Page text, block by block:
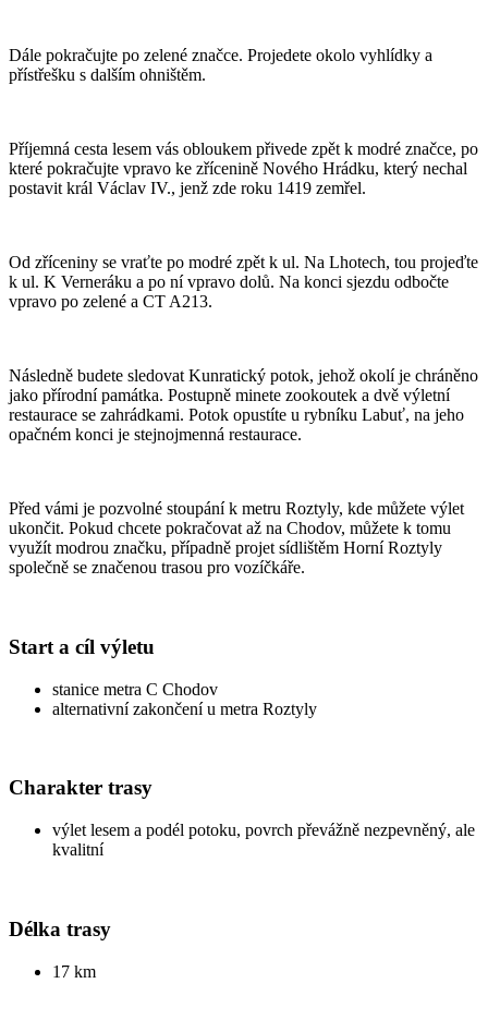
Dále pokračujte po zelené značce. Projedete okolo vyhlídky a
přístřešku s dalším ohništěm.
Příjemná cesta lesem vás obloukem přivede zpět k modré značce, po
které pokračujte vpravo ke zřícenině Nového Hrádku, který nechal
postavit král Václav IV., jenž zde roku 1419 zemřel.
Od zříceniny se vraťte po modré zpět k ul. Na Lhotech, tou projeďte
k ul. K Verneráku a po ní vpravo dolů. Na konci sjezdu odbočte
vpravo po zelené a CT A213.
Následně budete sledovat Kunratický potok, jehož okolí je chráněno
jako přírodní památka. Postupně minete zookoutek a dvě výletní
restaurace se zahrádkami. Potok opustíte u rybníku Labuť, na jeho
opačném konci je stejnojmenná restaurace.
Před vámi je pozvolné stoupání k metru Roztyly, kde můžete výlet
ukončit. Pokud chcete pokračovat až na Chodov, můžete k tomu
využít modrou značku, případně projet sídlištěm Horní Roztyly
společně se značenou trasou pro vozíčkáře.
Start a cíl výletu
stanice metra C Chodov
alternativní zakončení u metra Roztyly
Charakter trasy
výlet lesem a podél potoku, povrch převážně nezpevněný, ale
kvalitní
Délka trasy
17 km